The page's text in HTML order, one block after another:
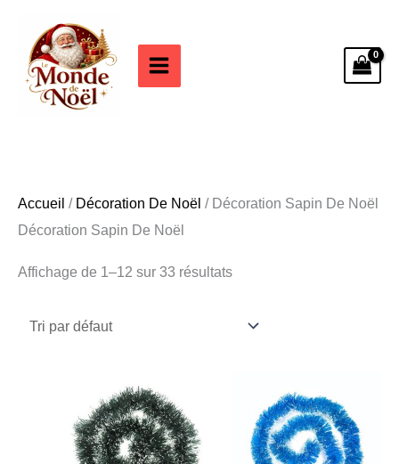
contenu
Accueil / Décoration De Noël / Décoration Sapin De Noël
Décoration Sapin De Noël
Affichage de 1–12 sur 33 résultats